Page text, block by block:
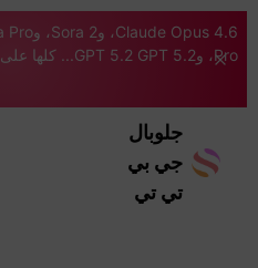
Pro، وGPT 5.2 GPT 5.2... كلها على نظام Pro. 46% OFF
جلوبال
جي بي
تي تي